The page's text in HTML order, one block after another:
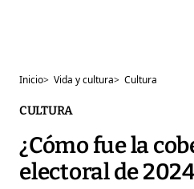
Inicio> Vida y cultura> Cultura
CULTURA
¿Cómo fue la
electoral de